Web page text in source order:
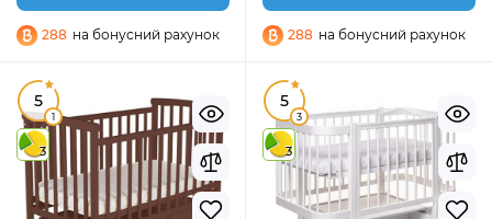
288 на бонусний рахунок 288 на бонусний рахунок
5
1
3
5
3
3